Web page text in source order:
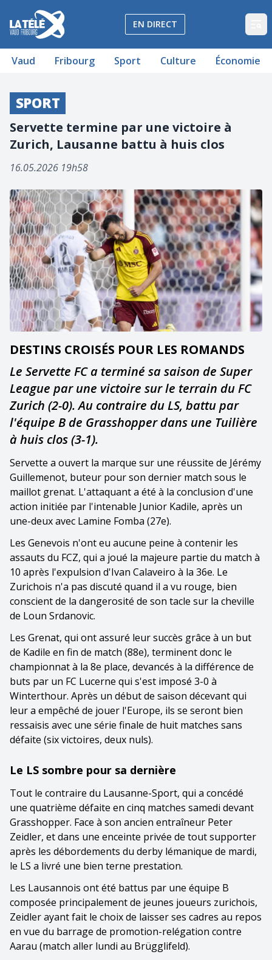
La Télé - Télévision régionale Vaud et Fribourg
EN DIRECT
Vaud Fribourg Sport Culture Économie
SPORT
Servette termine par une victoire à
Zurich, Lausanne battu à huis clos
16.05.2026 19h58
DESTINS CROISÉS POUR LES ROMANDS
Le Servette FC a terminé sa saison de Super
League par une victoire sur le terrain du FC
Zurich (2-0). Au contraire du LS, battu par
l'équipe B de Grasshopper dans une Tuilière
à huis clos (3-1).
Servette a ouvert la marque sur une réussite de Jérémy
Guillemenot, buteur pour son dernier match sous le
maillot grenat. L'attaquant a été à la conclusion d'une
action initiée par l'intenable Junior Kadile, après un
une-deux avec Lamine Fomba (27e).
Les Genevois n'ont eu aucune peine à contenir les
assauts du FCZ, qui a joué la majeure partie du match à
10 après l'expulsion d'Ivan Calaveiro à la 36e. Le
Zurichois n'a pas discuté quand il a vu rouge, bien
conscient de la dangerosité de son tacle sur la cheville
de Loun Srdanovic.
Les Grenat, qui ont assuré leur succès grâce à un but
de Kadile en fin de match (88e), terminent donc le
championnat à la 8e place, devancés à la différence de
buts par un FC Lucerne qui s'est imposé 3-0 à
Winterthour. Après un début de saison décevant qui
leur a empêché de jouer l'Europe, ils se seront bien
ressaisis avec une série finale de huit matches sans
défaite (six victoires, deux nuls).
Le LS sombre pour sa dernière
Tout le contraire du Lausanne-Sport, qui a concédé
une quatrième défaite en cinq matches samedi devant
Grasshopper. Face à son ancien entraîneur Peter
Zeidler, et dans une enceinte privée de tout supporter
après les débordements du derby lémanique de mardi,
le LS a livré une bien terne prestation.
Les Lausannois ont été battus par une équipe B
composée principalement de jeunes joueurs zurichois,
Zeidler ayant fait le choix de laisser ses cadres au repos
en vue du barrage de promotion-relégation contre
Aarau (match aller lundi au Brügglifeld).